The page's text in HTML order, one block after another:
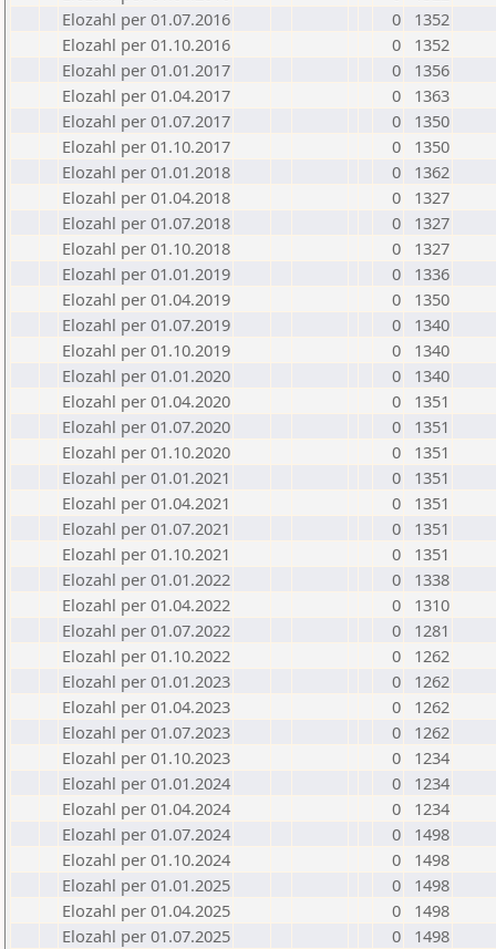
Elozahl per 01.07.2016
0
1352
Elozahl per 01.10.2016
0
1352
Elozahl per 01.01.2017
0
1356
Elozahl per 01.04.2017
0
1363
Elozahl per 01.07.2017
0
1350
Elozahl per 01.10.2017
0
1350
Elozahl per 01.01.2018
0
1362
Elozahl per 01.04.2018
0
1327
Elozahl per 01.07.2018
0
1327
Elozahl per 01.10.2018
0
1327
Elozahl per 01.01.2019
0
1336
Elozahl per 01.04.2019
0
1350
Elozahl per 01.07.2019
0
1340
Elozahl per 01.10.2019
0
1340
Elozahl per 01.01.2020
0
1340
Elozahl per 01.04.2020
0
1351
Elozahl per 01.07.2020
0
1351
Elozahl per 01.10.2020
0
1351
Elozahl per 01.01.2021
0
1351
Elozahl per 01.04.2021
0
1351
Elozahl per 01.07.2021
0
1351
Elozahl per 01.10.2021
0
1351
Elozahl per 01.01.2022
0
1338
Elozahl per 01.04.2022
0
1310
Elozahl per 01.07.2022
0
1281
Elozahl per 01.10.2022
0
1262
Elozahl per 01.01.2023
0
1262
Elozahl per 01.04.2023
0
1262
Elozahl per 01.07.2023
0
1262
Elozahl per 01.10.2023
0
1234
Elozahl per 01.01.2024
0
1234
Elozahl per 01.04.2024
0
1234
Elozahl per 01.07.2024
0
1498
Elozahl per 01.10.2024
0
1498
Elozahl per 01.01.2025
0
1498
Elozahl per 01.04.2025
0
1498
Elozahl per 01.07.2025
0
1498